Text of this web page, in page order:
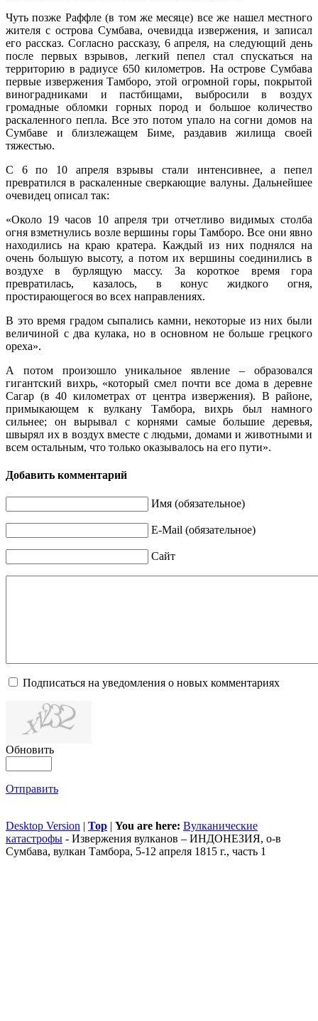
Чуть позже Раффле (в том же месяце) все же нашел местного
жителя с острова Сумбава, очевидца извержения, и записал
его рассказ. Согласно рассказу, 6 апреля, на следующий день
после первых взрывов, легкий пепел стал спускаться на
территорию в радиусе 650 километров. На острове Сумбава
первые извержения Тамборо, этой огромной горы, покрытой
виноградниками и пастбищами, выбросили в воздух
громадные обломки горных пород и большое количество
раскаленного пепла. Все это потом упало на согни домов на
Сумбаве и близлежащем Биме, раздавив жилища своей
тяжестью.
С 6 по 10 апреля взрывы стали интенсивнее, а пепел
превратился в раскаленные сверкающие валуны. Дальнейшее
очевидец описал так:
«Около 19 часов 10 апреля три отчетливо видимых столба
огня взметнулись возле вершины горы Тамборо. Все они явно
находились на краю кратера. Каждый из них поднялся на
очень большую высоту, а потом их вершины соединились в
воздухе в бурлящую массу. За короткое время гора
превратилась, казалось, в конус жидкого огня,
простирающегося во всех направлениях.
В это время градом сыпались камни, некоторые из них были
величиной с два кулака, но в основном не больше грецкого
ореха».
А потом произошло уникальное явление – образовался
гигантский вихрь, «который смел почти все дома в деревне
Сагар (в 40 километрах от центра извержения). В районе,
примыкающем к вулкану Тамбора, вихрь был намного
сильнее; он вырывал с корнями самые большие деревья,
швырял их в воздух вместе с людьми, домами и животными и
всем остальным, что только оказывалось на его пути».
Добавить комментарий
Имя (обязательное)
E-Mail (обязательное)
Сайт
Подписаться на уведомления о новых комментариях
Обновить
Отправить
Desktop Version | Top | You are here: Вулканические
катастрофы - Извержения вулканов – ИНДОНЕЗИЯ, о-в
Сумбава, вулкан Тамбора, 5-12 апреля 1815 г., часть 1